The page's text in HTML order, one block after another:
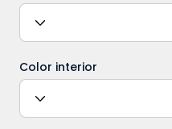
Color interior